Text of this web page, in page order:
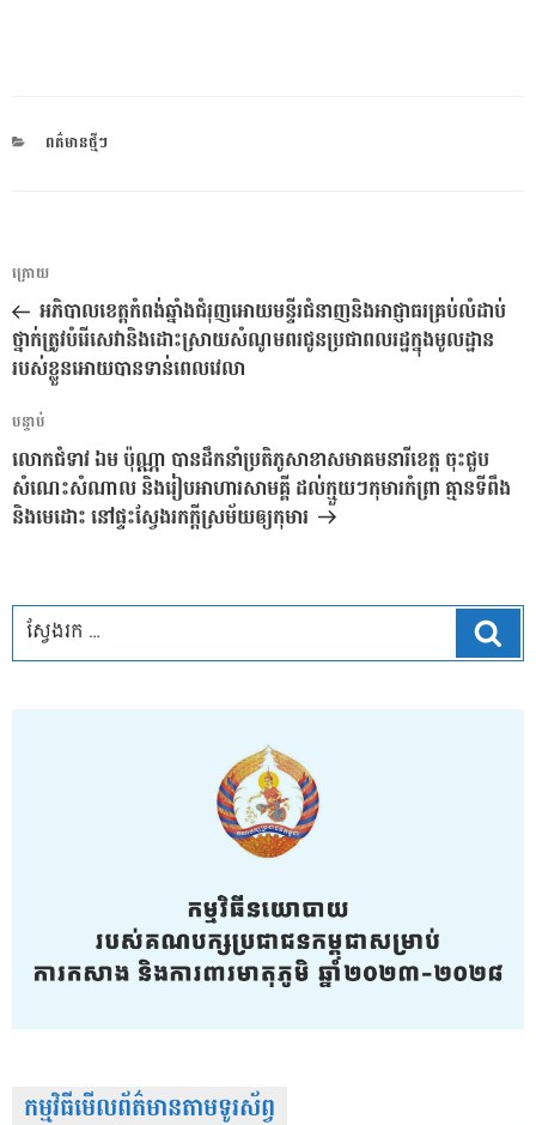
CATEGORIES
ពត៌មានថ្មីៗ
ការ​
នាំទិស​
ប្រកាស
អត្ថបទ
មុន
ក្រោយ
អភិបាលខេត្តកំពង់ឆ្នាំងជំរុញអោយមន្ទីរជំនាញនិងអាជ្ញាធរគ្រប់លំដាប់
ថ្នាក់ត្រូវបំរើសេវានិងដោះស្រាយសំណូមពរជូនប្រជាពលរដ្ឋក្នុងមូលដ្ឋាន
របស់ខ្លួនអោយបានទាន់ពេលវេលា
អត្ថបទ
បន្ទាប់
បន្ទាប់
លោកជំទាវ ឯម ប៉ុណ្ណា បានដឹកនាំប្រតិភូសាខាសមាគមនារីខេត្ត ចុះជួប
សំណេះសំណាល និងរៀបអាហារសាមគ្គី ដល់ក្មួយៗកុមារកំព្រា គ្មានទីពឹង
និងមេដោះ នៅផ្ទះស្វែងរកក្តីស្រម័យឲ្យកុមារ
កម្មវិធីមើលព័ត៌មានតាមទូរស័ព្វ